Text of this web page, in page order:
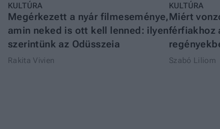
KULTÚRA
Megérkezett a nyár filmeseménye,
amin neked is ott kell lenned: ilyen
szerintünk az Odüsszeia
Rakita Vivien
KULTÚRA
Miért
férfiakhoz
Szabó Liliom